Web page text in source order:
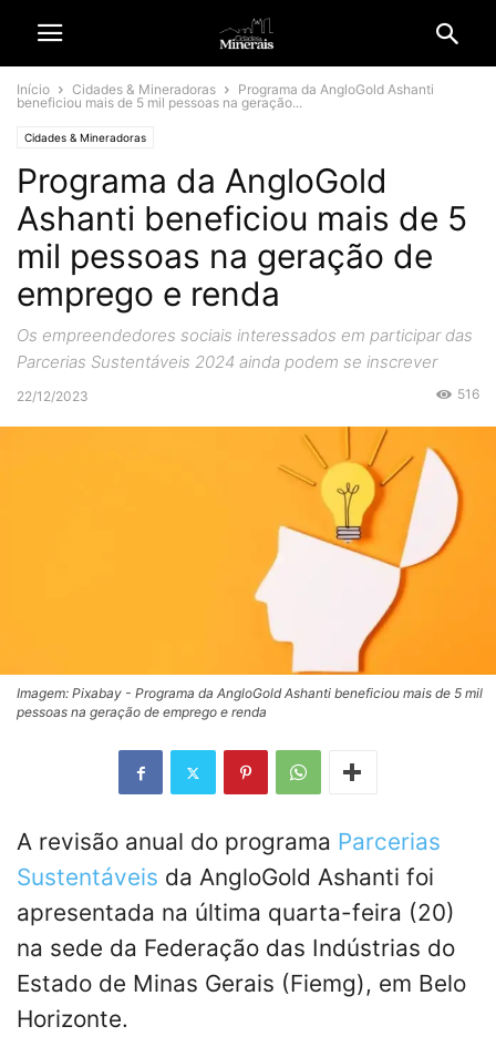
Início Cidades & Mineradoras
Programa da AngloGold Ashanti
beneficiou mais de 5 mil pessoas na geração...
Cidades & Mineradoras
Programa da AngloGold
Ashanti beneficiou mais de 5
mil pessoas na geração de
emprego e renda
Os empreendedores sociais interessados ​​em participar das
Parcerias Sustentáveis ​​2024 ainda podem se inscrever
22/12/2023 516
Imagem: Pixabay - Programa da AngloGold Ashanti beneficiou mais de 5 mil
pessoas na geração de emprego e renda
A revisão anual do programa Parcerias
Sustentáveis ​​da AngloGold Ashanti foi
apresentada na última quarta-feira (20)
na sede da Federação das Indústrias do
Estado de Minas Gerais (Fiemg), em Belo
Horizonte.